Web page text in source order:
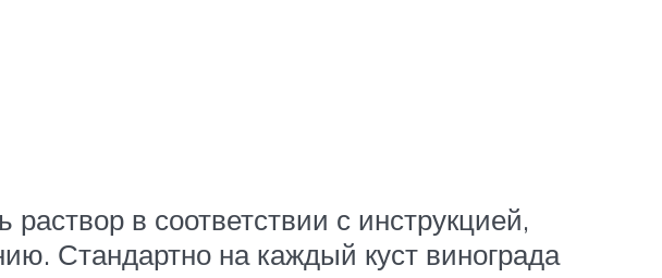
в соответствии с инструкцией,
Стандартно на каждый куст винограда